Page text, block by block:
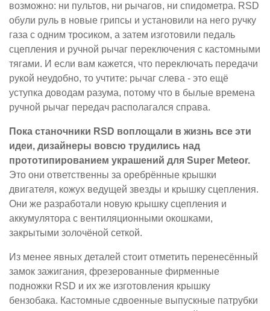
возможно: ни пультов, ни рычагов, ни спидометра. RSD
обули руль в новые грипсы и установили на него ручку
газа с одним тросиком, а затем изготовили педаль
сцепления и ручной рычаг переключения с кастомными
тягами. И если вам кажется, что переключать передачи
рукой неудобно, то учтите: рычаг слева - это ещё
уступка доводам разума, потому что в былые времена
ручной рычаг передач располагался справа.
Пока станочники RSD воплощали в жизнь все эти
идеи, дизайнеры вовсю трудились над
прототипированием украшений для Super Meteor.
Это они ответственны за оребрённые крышки
двигателя, кожух ведущей звезды и крышку сцепления.
Они же разработали новую крышку сцепления и
аккумулятора с вентиляционными окошками,
закрытыми золочёной сеткой.
Из менее явных деталей стоит отметить перенесённый
замок зажигания, фрезерованные фирменные
подножки RSD и их же изготовления крышку
бензобака. Кастомные сдвоенные выпускные патрубки